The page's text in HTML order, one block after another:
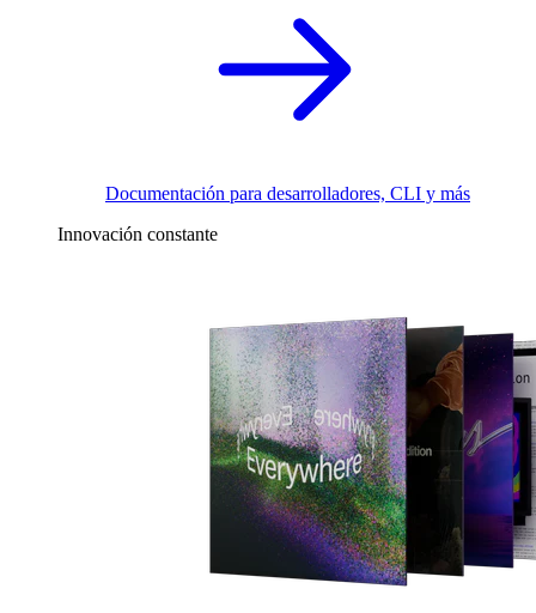
Documentación para desarrolladores, CLI y más
Innovación constante